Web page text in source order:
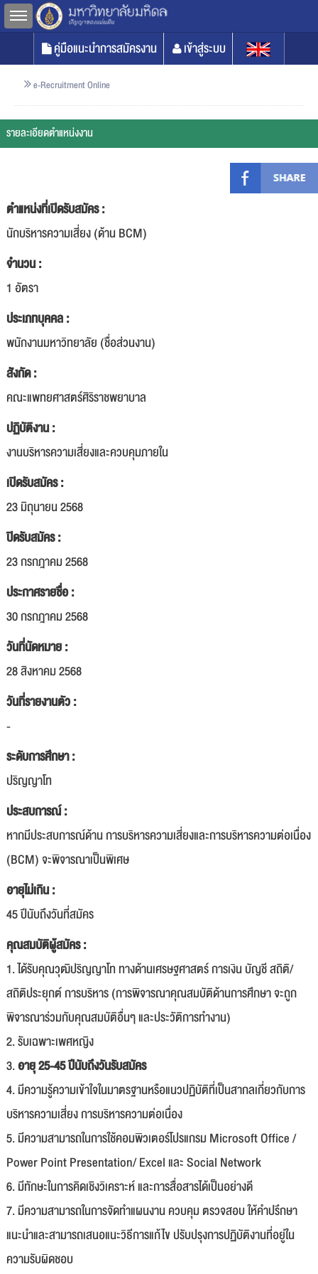
Toggle sidebar
คู่มือแนะนำการสมัครงาน
เข้าสู่ระบบ
e-Recruitment Online
รายละเอียดตำแหน่งงาน
ตำแหน่งที่เปิดรับสมัคร :
นักบริหารความเสี่ยง (ด้าน BCM)
จำนวน :
1 อัตรา
ประเภทบุคคล :
พนักงานมหาวิทยาลัย (ชื่อส่วนงาน)
สังกัด :
คณะแพทยศาสตร์ศิริราชพยาบาล
ปฏิบัติงาน :
งานบริหารความเสี่ยงและควบคุมภายใน
เปิดรับสมัคร :
23 มิถุนายน 2568
ปิดรับสมัคร :
23 กรกฎาคม 2568
ประกาศรายชื่อ :
30 กรกฎาคม 2568
วันที่นัดหมาย :
28 สิงหาคม 2568
วันที่รายงานตัว :
-
ระดับการศึกษา :
ปริญญาโท
ประสบการณ์ :
หากมีประสบการณ์ด้าน การบริหารความเสี่ยงและการบริหารความต่อเนื่อง
(BCM) จะพิจารณาเป็นพิเศษ
อายุไม่เกิน :
45 ปีนับถึงวันที่สมัคร
คุณสมบัติผู้สมัคร :
1. ได้รับคุณวุฒิปริญญาโท ทางด้านเศรษฐศาสตร์ การเงิน บัญชี สถิติ/
สถิติประยุกต์ การบริหาร (การพิจารณาคุณสมบัติด้านการศึกษา จะถูก
พิจารณาร่วมกับคุณสมบัติอื่นๆ และประวัติการทำงาน)
2. รับเฉพาะเพศหญิง
3.อายุ 25-45 ปีนับถึงวันรับสมัคร
4. มีความรู้ความเข้าใจในมาตรฐานหรือแนวปฏิบัติที่เป็นสากลเกี่ยวกับการ
บริหารความเสี่ยง การบริหารความต่อเนื่อง
5. มีความสามารถในการใช้คอมพิวเตอร์โปรแกรม Microsoft Office /
Power Point Presentation/ Excel และ Social Network
6. มีทักษะในการคิดเชิงวิเคราะห์ และการสื่อสารได้เป็นอย่างดี
7. มีความสามารถในการจัดทำแผนงาน ควบคุม ตรวจสอบ ให้คำปรึกษา
แนะนำและสามารถเสนอแนะวิธีการแก้ไข ปรับปรุงการปฏิบัติงานที่อยู่ใน
ความรับผิดชอบ